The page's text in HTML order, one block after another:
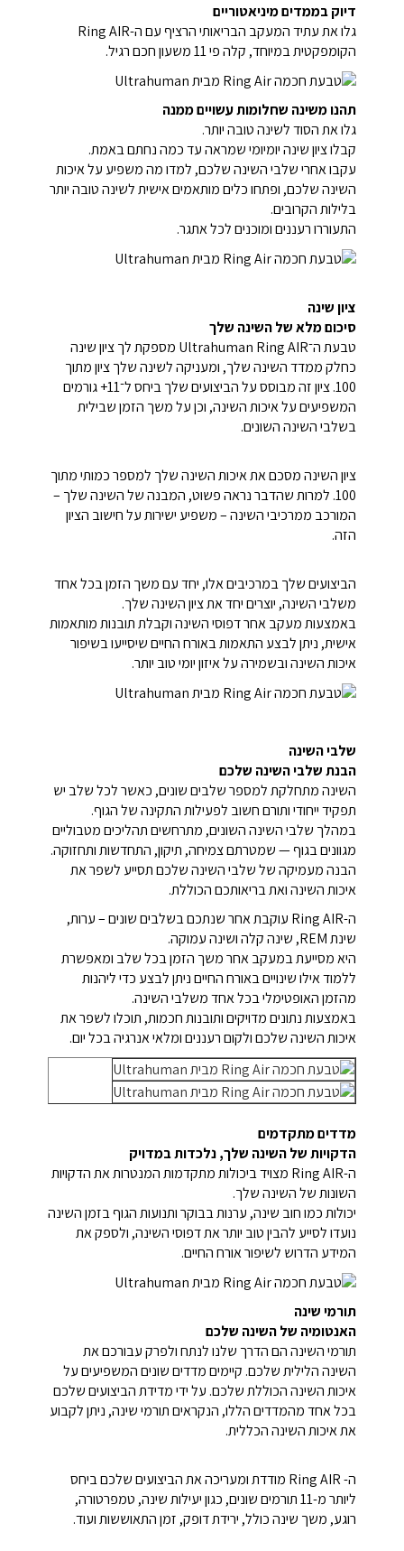
דיוק בממדים מיניאטוריים
גלו את עתיד המעקב הבריאותי הרציף עם ה-Ring AIR
הקומפקטית במיוחד, קלה פי 11 משעון חכם רגיל.
תהנו משינה שחלומות עשויים ממנה
גלו את הסוד לשינה טובה יותר.
קבלו ציון שינה יומיומי שמראה עד כמה נחתם באמת.
עקבו אחרי שלבי השינה שלכם, למדו מה משפיע על איכות
השינה שלכם, ופתחו כלים מותאמים אישית לשינה טובה יותר
בלילות הקרובים.
התעוררו רעננים ומוכנים לכל אתגר.
ציון שינה
סיכום מלא של השינה שלך
טבעת ה־Ultrahuman Ring AIR מספקת לך ציון שינה
כחלק ממדד השינה שלך, ומעניקה לשינה שלך ציון מתוך
100. ציון זה מבוסס על הביצועים שלך ביחס ל־11+ גורמים
המשפיעים על איכות השינה, וכן על משך הזמן שבילית
בשלבי השינה השונים.
ציון השינה מסכם את איכות השינה שלך למספר כמותי מתוך
100. למרות שהדבר נראה פשוט, המבנה של השינה שלך –
המורכב ממרכיבי השינה – משפיע ישירות על חישוב הציון
הזה.
הביצועים שלך במרכיבים אלו, יחד עם משך הזמן בכל אחד
משלבי השינה, יוצרים יחד את ציון השינה שלך.
באמצעות מעקב אחר דפוסי השינה וקבלת תובנות מותאמות
אישית, ניתן לבצע התאמות באורח החיים שיסייעו בשיפור
איכות השינה ובשמירה על איזון יומי טוב יותר.
שלבי השינה
הבנת שלבי השינה שלכם
השינה מתחלקת למספר שלבים שונים, כאשר לכל שלב יש
תפקיד ייחודי ותורם חשוב לפעילות התקינה של הגוף.
במהלך שלבי השינה השונים, מתרחשים תהליכים מטבוליים
מגוונים בגוף — שמטרתם צמיחה, תיקון, התחדשות ותחזוקה.
הבנה מעמיקה של שלבי השינה שלכם תסייע לשפר את
איכות השינה ואת בריאותכם הכוללת.
ה-Ring AIR עוקבת אחר שנתכם בשלבים שונים – ערות,
שינת REM, שינה קלה ושינה עמוקה.
היא מסייעת במעקב אחר משך הזמן בכל שלב ומאפשרת
ללמוד אילו שינויים באורח החיים ניתן לבצע כדי ליהנות
מהזמן האופטימלי בכל אחד משלבי השינה.
באמצעות נתונים מדויקים ותובנות חכמות, תוכלו לשפר את
איכות השינה שלכם ולקום רעננים ומלאי אנרגיה בכל יום.
מדדים מתקדמים
הדקויות של השינה שלך, נלכדות במדויק
ה-Ring AIR מצויד ביכולות מתקדמות המנטרות את הדקויות
השונות של השינה שלך.
יכולות כמו חוב שינה, ערנות בבוקר ותנועות הגוף בזמן השינה
נועדו לסייע להבין טוב יותר את דפוסי השינה, ולספק את
המידע הדרוש לשיפור אורח החיים.
תורמי שינה
האנטומיה של השינה שלכם
תורמי השינה הם הדרך שלנו לנתח ולפרק עבורכם את
השינה הלילית שלכם. קיימים מדדים שונים המשפיעים על
איכות השינה הכוללת שלכם. על ידי מדידת הביצועים שלכם
בכל אחד מהמדדים הללו, הנקראים תורמי שינה, ניתן לקבוע
את איכות השינה הכללית.
ה- Ring AIR מודדת ומעריכה את הביצועים שלכם ביחס
ליותר מ-11 תורמים שונים, כגון יעילות שינה, טמפרטורה,
רוגע, משך שינה כולל, ירידת דופק, זמן התאוששות ועוד.